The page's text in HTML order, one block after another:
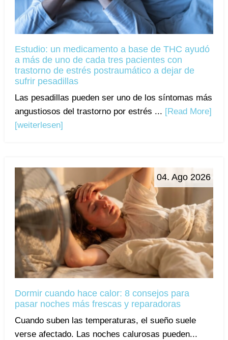
Estudio: un medicamento a base de THC ayudó
a más de uno de cada tres pacientes con
trastorno de estrés postraumático a dejar de
sufrir pesadillas
Las pesadillas pueden ser uno de los síntomas más
angustiosos del trastorno por estrés ... [Read More]
[weiterlesen]
04. Ago 2026
Dormir cuando hace calor: 8 consejos para
pasar noches más frescas y reparadoras
Cuando suben las temperaturas, el sueño suele
verse afectado. Las noches calurosas pueden...